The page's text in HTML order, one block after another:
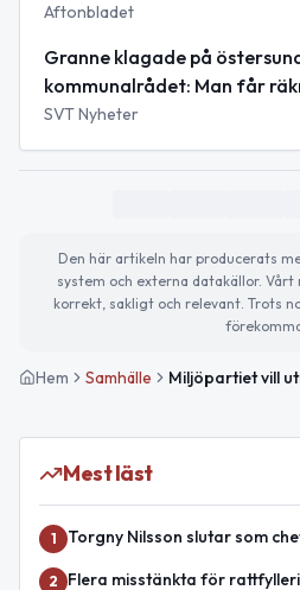
Aftonbladet
Granne klagade på
kommunalrådet: Man får
SVT Nyheter
Den här artikeln har producerats
system och externa datakällor.
korrekt, sakligt och relevant. Trots
Hem Samhälle
Mest läst
1 Torgny Nilsson slutar som
2 Flera misstänkta för